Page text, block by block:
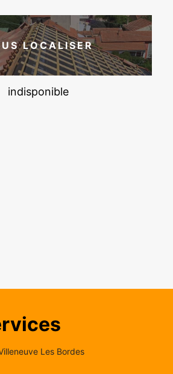
LOCALISER
indisponible
Les Bordes